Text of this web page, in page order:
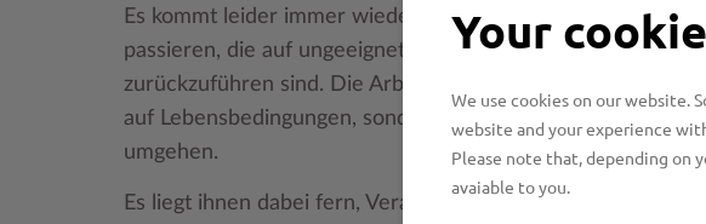
Es kommt leider immer wieder vor, dass in großen
passieren, die auf ungeeignete Vorbereitung der Tiere oder
zurückzuführen sind. Die Arbeit des Veterinäramtes schützt
auf Lebensbedingungen, sondern auch die Sicherheit der
umgehen.
Es liegt ihnen dabei fern, Veranstaltungen zu behindern, die
Your
We use cookies on our website.
website and your experience
Please note that, depending on
avaiable to you.